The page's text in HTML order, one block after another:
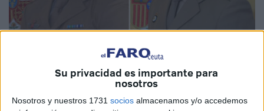
Su privacidad es importante para
nosotros
Nosotros y nuestros 1731 socios almacenamos y/o accedemos